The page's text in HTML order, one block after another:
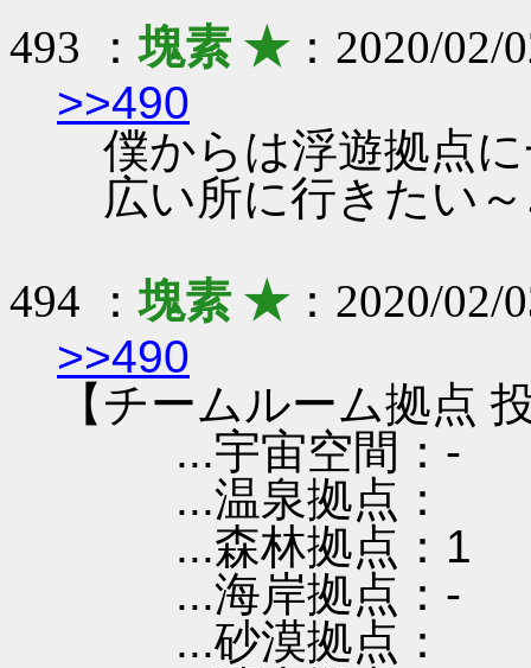
493 ：塊素 ★：2020/02/
>>490
僕からは浮遊拠点に
広い所に行きたい
494 ：塊素 ★：2020/02/
>>490
【チームルーム拠点
...宇宙空間：-
...温泉拠点：
...森林拠点：1
...海岸拠点：-
...砂漠拠点：